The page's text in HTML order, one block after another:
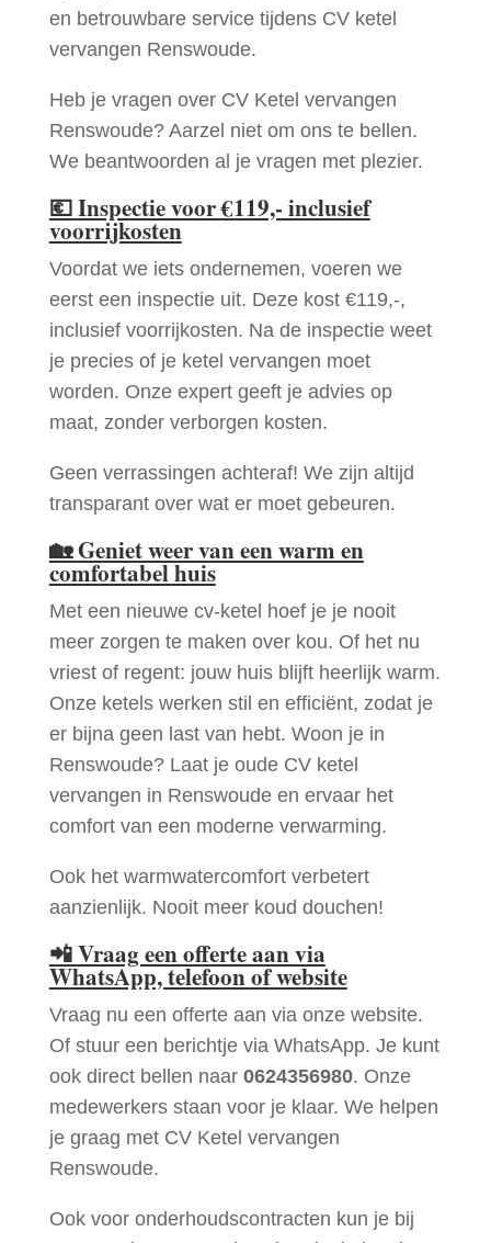
en betrouwbare service tijdens CV ketel
vervangen Renswoude.
Heb je vragen over CV Ketel vervangen
Renswoude? Aarzel niet om ons te bellen.
We beantwoorden al je vragen met plezier.
💶Inspectie voor €119,- inclusief
voorrijkosten
Voordat we iets ondernemen, voeren we
eerst een inspectie uit. Deze kost €119,-,
inclusief voorrijkosten. Na de inspectie weet
je precies of je ketel vervangen moet
worden. Onze expert geeft je advies op
maat, zonder verborgen kosten.
Geen verrassingen achteraf! We zijn altijd
transparant over wat er moet gebeuren.
🏡Geniet weer van een warm en
comfortabel huis
Met een nieuwe cv-ketel hoef je je nooit
meer zorgen te maken over kou. Of het nu
vriest of regent: jouw huis blijft heerlijk warm.
Onze ketels werken stil en efficiënt, zodat je
er bijna geen last van hebt. Woon je in
Renswoude? Laat je oude CV ketel
vervangen in Renswoude en ervaar het
comfort van een moderne verwarming.
Ook het warmwatercomfort verbetert
aanzienlijk. Nooit meer koud douchen!
📲Vraag een offerte aan via
WhatsApp, telefoon of website
Vraag nu een offerte aan via onze website.
Of stuur een berichtje via WhatsApp. Je kunt
ook direct bellen naar 0624356980. Onze
medewerkers staan voor je klaar. We helpen
je graag met CV Ketel vervangen
Renswoude.
Ook voor onderhoudscontracten kun je bij